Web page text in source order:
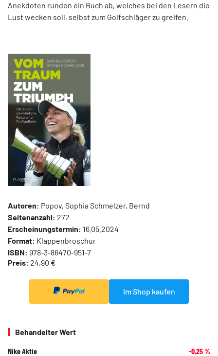
Anekdoten runden ein Buch ab, welches bei den Lesern die
Lust wecken soll, selbst zum Golfschläger zu greifen.
Autoren: Popov, Sophia Schmelzer, Bernd
Seitenanzahl: 272
Erscheinungstermin: 16.05.2024
Format: Klappenbroschur
ISBN: 978-3-86470-951-7
Preis: 24,90 €
Im Shop kaufen
Behandelter Wert
Nike Aktie -0,25%